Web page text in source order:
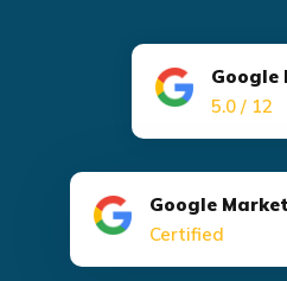
Google
5.0 / 12
Google
Certified